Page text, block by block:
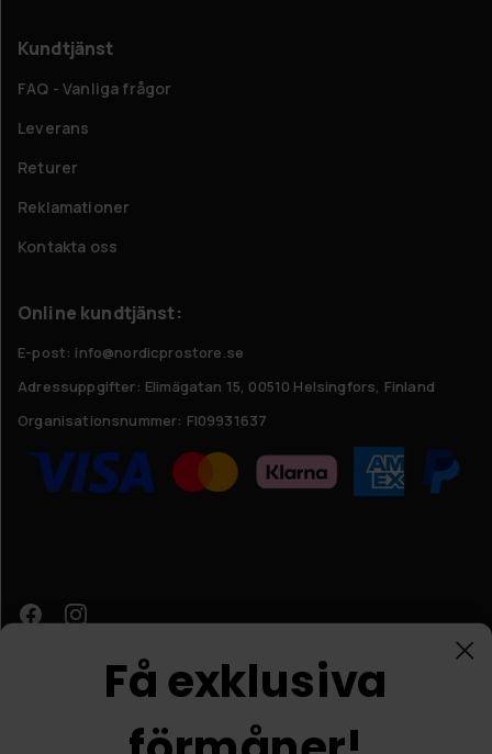
Kundtjänst
FAQ - Vanliga frågor
Leverans
Returer
Reklamationer
Kontakta oss
Online kundtjänst:
E-post: info@nordicprostore.se
Adressuppgifter: Elimägatan 15, 00510 Helsingfors, Finland
Organisationsnummer: FI09931637
Få exklusiva